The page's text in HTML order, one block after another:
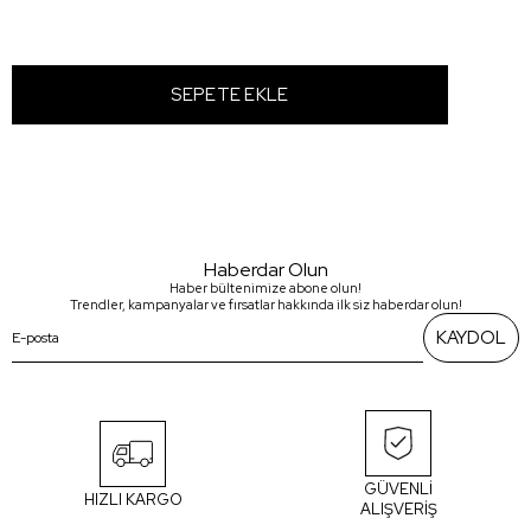
Haberdar Olun
Haber bültenimize abone olun!
Trendler, kampanyalar ve fırsatlar hakkında ilk siz haberdar olun!
KAYDOL
HIZLI KARGO
GÜVENLİ
ALIŞVERİŞ